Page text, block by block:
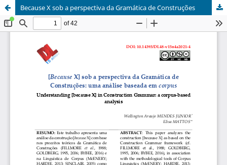
Because X sob a perspectiva da Gramática de Construções